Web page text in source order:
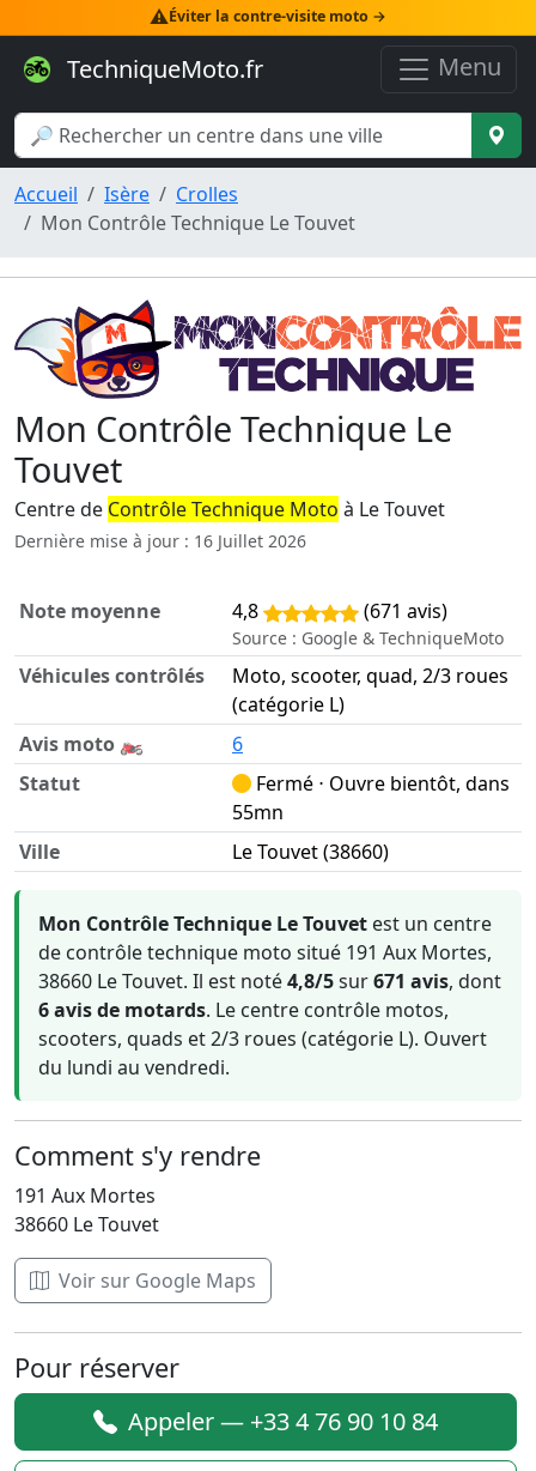
⚠️Éviter la contre-visite moto →
TechniqueMoto.fr Menu
Accueil Isère
Crolles
Mon Contrôle Technique Le Touvet
Mon Contrôle Technique Le
Touvet
Centre de Contrôle Technique Moto à Le Touvet
Dernière mise à jour : 16 Juillet 2026
Informations clés sur Mon Contrôle Technique Le Touvet
Note moyenne 4,8 (671 avis)
Source : Google & TechniqueMoto
Véhicules contrôlés
Moto, scooter, quad, 2/3 roues
(catégorie L)
Avis moto 🏍️
6
Statut
Fermé ⋅ Ouvre bientôt, dans
55mn
Ville
Le Touvet (38660)
Mon Contrôle Technique Le Touvet est un centre
de contrôle technique moto situé 191 Aux Mortes,
38660 Le Touvet. Il est noté4,8/5sur671 avis, dont
6 avis de motards. Le centre contrôle motos,
scooters, quads et 2/3 roues (catégorie L). Ouvert
du lundi au vendredi.
Comment s'y rendre
191 Aux Mortes
38660 Le Touvet
Voir sur Google Maps
Pour réserver
Appeler — +33 4 76 90 10 84